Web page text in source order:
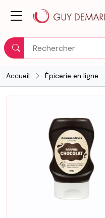
Rechercher
Accueil Épicerie en ligne